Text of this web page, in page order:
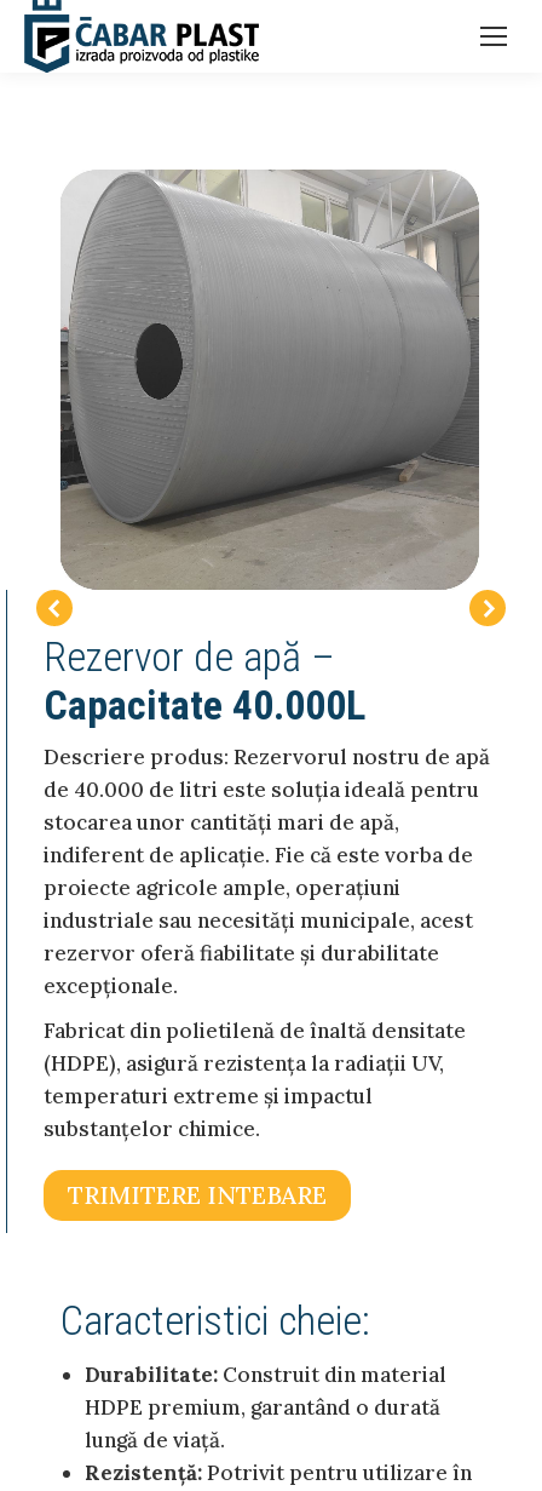
Rezervor de apă –
Capacitate 40.000L
Descriere produs: Rezervorul nostru de apă
de 40.000 de litri este soluția ideală pentru
stocarea unor cantități mari de apă,
indiferent de aplicație. Fie că este vorba de
proiecte agricole ample, operațiuni
industriale sau necesități municipale, acest
rezervor oferă fiabilitate și durabilitate
excepționale.
Fabricat din polietilenă de înaltă densitate
(HDPE), asigură rezistența la radiații UV,
temperaturi extreme și impactul
substanțelor chimice.
TRIMITERE INTEBARE
Caracteristici cheie:
Durabilitate: Construit din material
HDPE premium, garantând o durată
lungă de viață.
Rezistență:Potrivit pentru utilizare în